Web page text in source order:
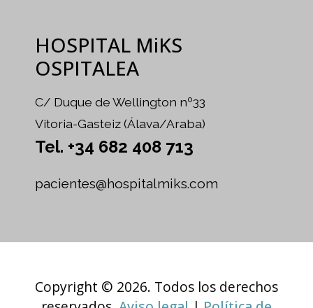
HOSPITAL MiKS
OSPITALEA
C/ Duque de Wellington nº33
Vitoria-Gasteiz (Álava/Araba)
Tel. +34 682 408 713
pacientes@hospitalmiks.com
Copyright © 2026. Todos los derechos